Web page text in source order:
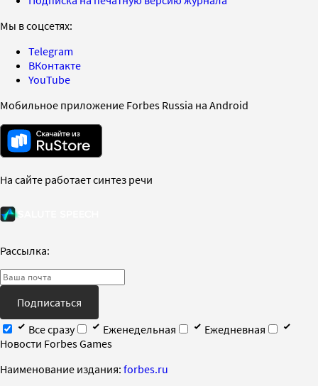
Мы в соцсетях:
Telegram
ВКонтакте
YouTube
Мобильное приложение Forbes Russia на Android
На сайте работает синтез речи
Рассылка:
Подписаться
Все сразу
Еженедельная
Ежедневная
Новости Forbes Games
Наименование издания: forbes.ru